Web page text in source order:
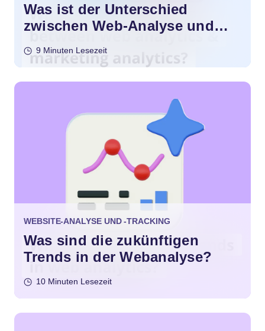
Was ist der Unterschied
zwischen Web-Analyse und
9 Minuten Lesezeit
WEBSITE-ANALYSE UND -TRACKING
Was sind die zukünftigen
Trends in der Webanalyse?
10 Minuten Lesezeit